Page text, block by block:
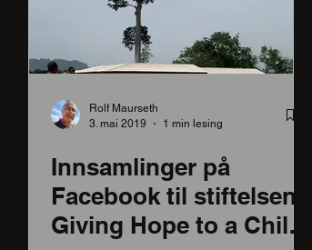
Rolf Maurseth
3. mai 2019
1 min lesing
Innsamlinger på
Facebook til stiftelsen
Giving Hope to a Child